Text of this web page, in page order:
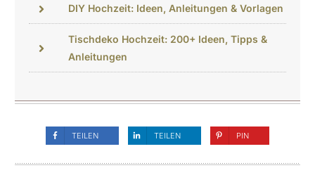
DIY Hochzeit: Ideen, Anleitungen & Vorlagen
Tischdeko Hochzeit: 200+ Ideen, Tipps &
Anleitungen
TEILEN TEILEN PIN